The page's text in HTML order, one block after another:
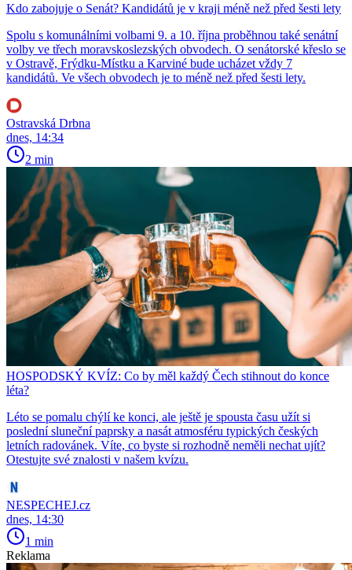
Kdo zabojuje o Senát? Kandidátů je v kraji méně než před šesti lety
Spolu s komunálními volbami 9. a 10. října proběhnou také senátní
volby ve třech moravskoslezských obvodech. O senátorské křeslo se
v Ostravě, Frýdku-Místku a Karviné bude ucházet vždy 7
kandidátů. Ve všech obvodech je to méně než před šesti lety.
Ostravská Drbna
dnes, 14:34
2 min
HOSPODSKÝ KVÍZ: Co by měl každý Čech stihnout do konce
léta?
Léto se pomalu chýlí ke konci, ale ještě je spousta času užít si
poslední sluneční paprsky a nasát atmosféru typických českých
letních radovánek. Víte, co byste si rozhodně neměli nechat ujít?
Otestujte své znalosti v našem kvízu.
NESPECHEJ.cz
dnes, 14:30
1 min
Reklama